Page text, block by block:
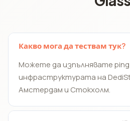
Какво мога да тествам тук?
Можете да изпълнявате
инфраструктурата на
Амстердам и Стокхолм.